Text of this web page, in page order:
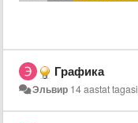
Графика
Эльвир 14 aastat tagasi